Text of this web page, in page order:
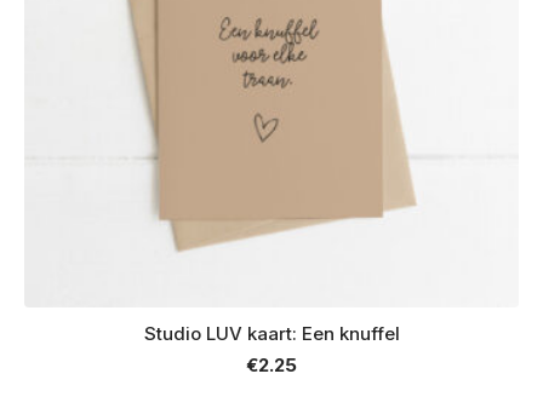
Studio LUV kaart: Een knuffel
€2.25